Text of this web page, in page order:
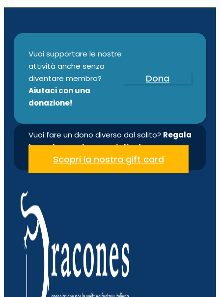
Vuoi supportare le nostre
attività anche senza
diventare membro?
Aiutaci con una
donazione!
Dona
Vuoi fare un dono diverso dal solito? Regala
la nostra quota associativa!
Scopri la nostra gift card